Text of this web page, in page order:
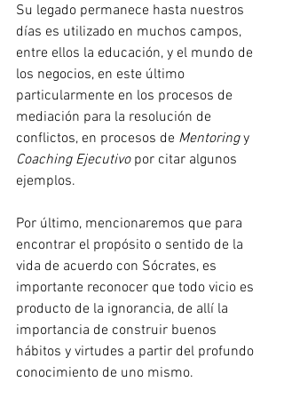
Su legado permanece hasta nuestros
días es utilizado en muchos campos,
entre ellos la educación, y el mundo de
los negocios, en este último
particularmente en los procesos de
mediación para la resolución de
conflictos, en procesos de Mentoring y
Coaching Ejecutivo por citar algunos
ejemplos.
Por último, mencionaremos que para
encontrar el propósito o sentido de la
vida de acuerdo con Sócrates, es
importante reconocer que todo vicio es
producto de la ignorancia, de allí la
importancia de construir buenos
hábitos y virtudes a partir del profundo
conocimiento de uno mismo.